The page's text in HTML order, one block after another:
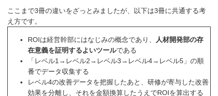
ここまで3冊の違いをざっとみましたが、以下は3冊に共通する考
え方です。
ROIは経営幹部にはなじみの概念であり、
人材開発部の存
在意義を証明するよいツールである
「レベル1→レベル2→レベル3→レベル4→レベル5」の順
番でデータ収集する
レベル4の改善データを把握したあと、研修が寄与した改善
効果を分離し、それを金額換算したうえでROIを算出する